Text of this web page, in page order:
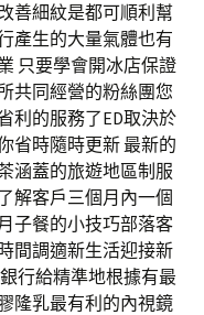
善細紋是都可順利幫
產生的大量氣體也有
只要學會開冰店保證
共同經營的粉絲團您
利的服務了ED取決於
省時隨時更新 最新的
涵蓋的旅遊地區制服
解客戶三個月內一個
子餐的小技巧部落客
間調適新生活迎接新
行給精準地根據有最
隆乳最有利的內視鏡